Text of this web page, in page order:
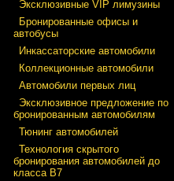
Эксклюзивные VIP лимузины
Бронированные офисы и
автобусы
Инкассаторские автомобили
Коллекционные автомобили
Автомобили первых лиц
Эксклюзивное предложение по
бронированным автомобилям
Тюнинг автомобилей
Технология скрытого
бронирования автомобилей до
класса В7